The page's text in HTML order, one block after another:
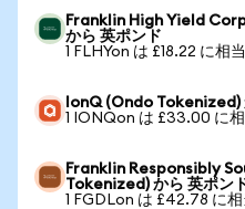
Franklin High Yield
から 英ポンド
1 FLHYon は £18.22 に相当
IonQ (Ondo Tokenized)
1 IONQon は £33.00 に
Franklin Responsibly
Tokenized) から 英ポン
1 FGDLon は £42.78 に相